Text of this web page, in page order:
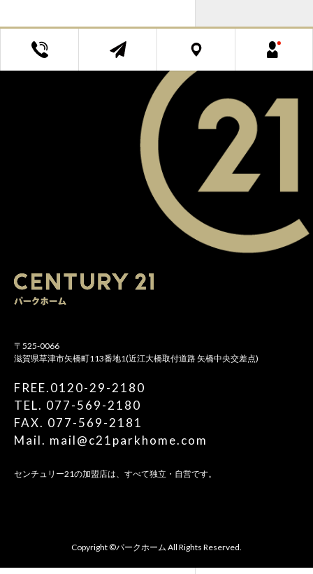
〒525-0066
滋賀県草津市矢橋町113番地1(近江大橋取付道路 矢橋中央交差点)
FREE.0120-29-2180
TEL. 077-569-2180
FAX. 077-569-2181
Mail. mail@c21parkhome.com
センチュリー21の加盟店は、すべて独立・自営です。
Copyright ©パークホーム All Rights Reserved.